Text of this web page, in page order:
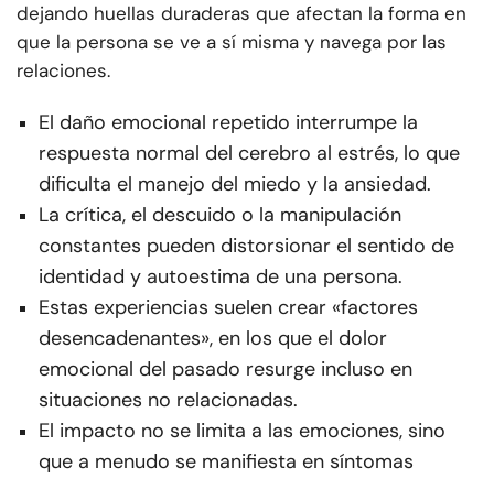
dejando huellas duraderas que afectan la forma en
que la persona se ve a sí misma y navega por las
relaciones.
El daño emocional repetido interrumpe la
respuesta normal del cerebro al estrés, lo que
dificulta el manejo del miedo y la ansiedad.
La crítica, el descuido o la manipulación
constantes pueden distorsionar el sentido de
identidad y autoestima de una persona.
Estas experiencias suelen crear «factores
desencadenantes», en los que el dolor
emocional del pasado resurge incluso en
situaciones no relacionadas.
El impacto no se limita a las emociones, sino
que a menudo se manifiesta en síntomas